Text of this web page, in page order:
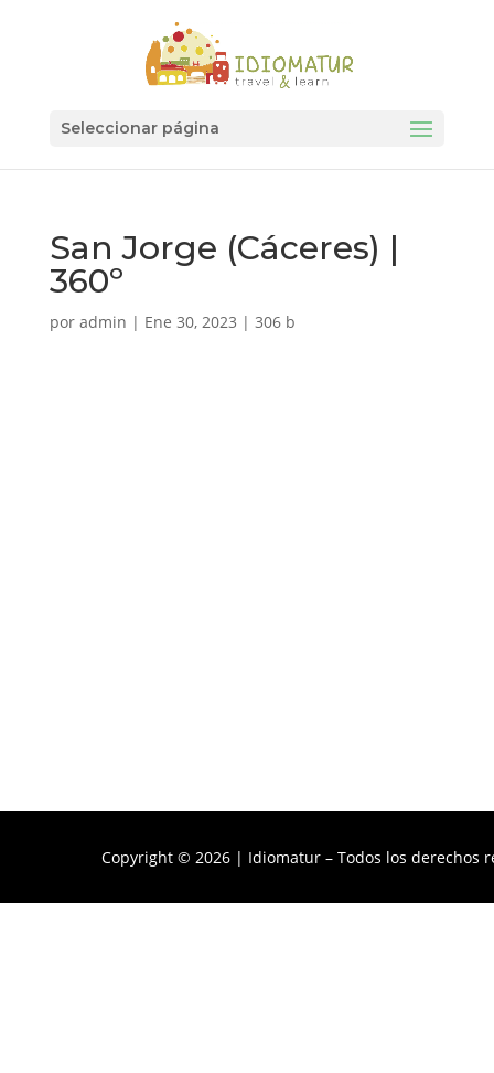
Seleccionar página
San Jorge (Cáceres) |
360º
por admin | Ene 30, 2023 | 306 b
Copyright © 2026 | Idiomatur – Todos los derechos